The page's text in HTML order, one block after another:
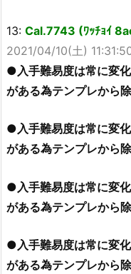
13: Cal.7743 (ﾜｯﾁｮｲ
2021/04/10(土)
●入手難易度は常に変
がある為テンプレから
●入手難易度は常に変
がある為テンプレから
●入手難易度は常に変
がある為テンプレから
●入手難易度は常に変
がある為テンプレから